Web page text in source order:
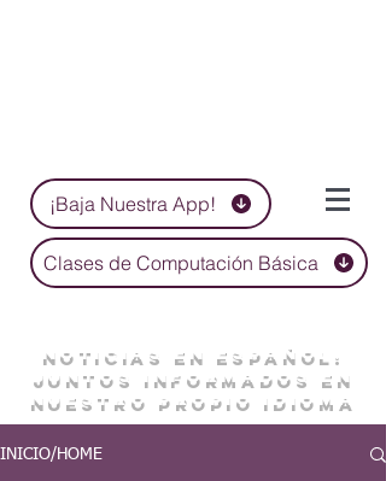
¡Baja Nuestra App!
Clases de Computación Básica
NOTICIAS EN ESPAÑOL:
JUNTOS INFORMADOS EN
NUESTRO PROPIO IDIOMA
INICIO/HOME